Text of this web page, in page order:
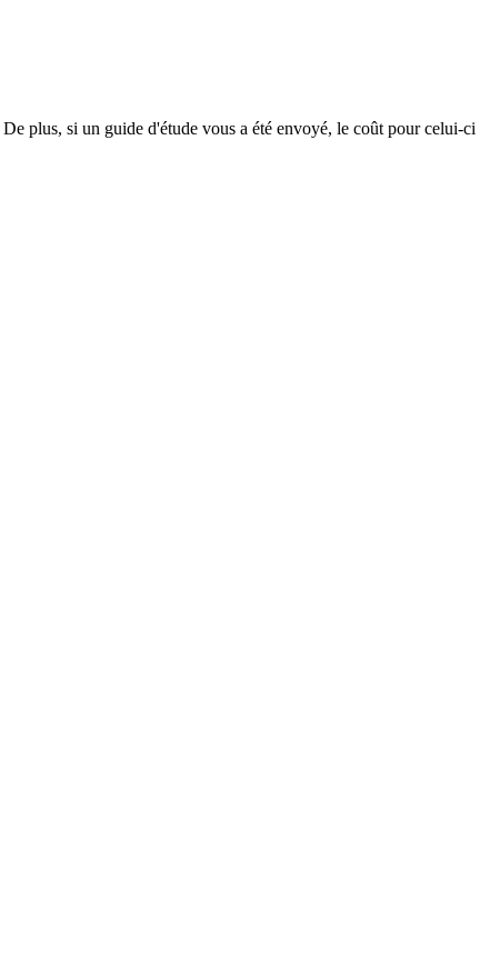
plus, si un guide d'étude vous a été envoyé, le coût pour celui-ci